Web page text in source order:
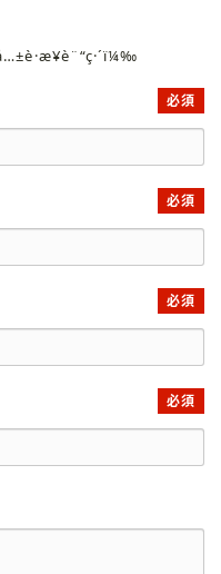
必須
必須
必須
必須